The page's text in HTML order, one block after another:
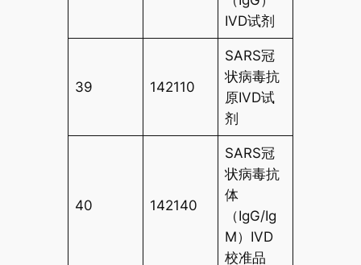
IVD试剂
39 142110
SARS冠
状病毒抗
原IVD试
剂
40 142140
SARS冠
状病毒抗
体
（IgG/Ig
M）IVD
校准品